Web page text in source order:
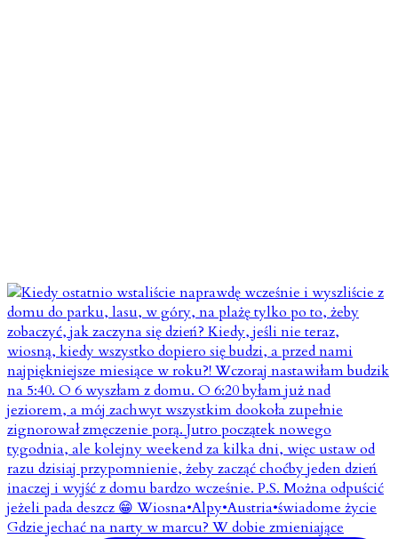
Gdzie jechać na narty w marcu? W dobie zmieniające